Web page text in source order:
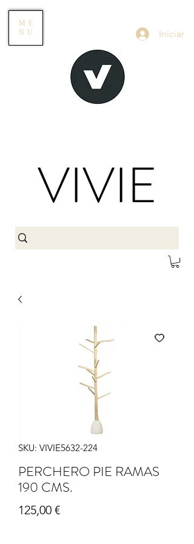
ME
NU
Iniciar
VIVIE
SKU: VIVIE5632-224
PERCHERO PIE RAMAS
190 CMS.
125,00 €Precio